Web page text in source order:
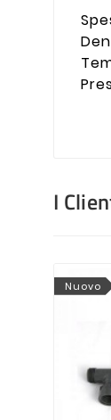
I
Nuovo